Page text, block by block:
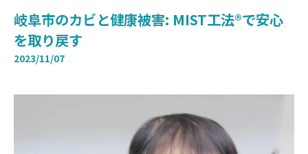
岐阜市のカビと健康被害: MIST工法®で安心
を取り戻す
2023/11/07